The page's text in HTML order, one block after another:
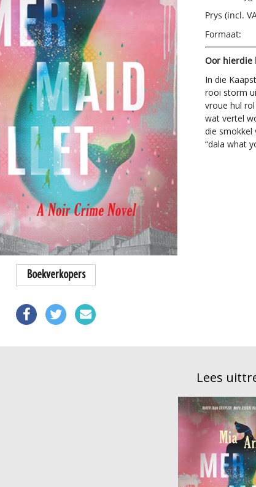
Boekverkopers
Prys (incl.
Formaat:
Oor hierdie
In die
rooi storm
vroue hul
wat vertel
die smokkel
“dala what
Lees